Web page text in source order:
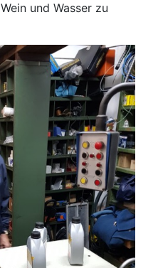
und Wasser zu